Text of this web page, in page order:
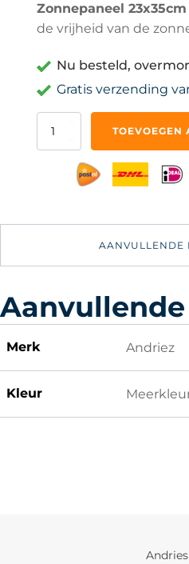
Zonnepaneel
de vrijheid van de
Nu besteld,
Gratis verzending
Camper
aantal
TOEVOEGEN
AANVULLENDE
Merk Andriez
Kleur
Andries